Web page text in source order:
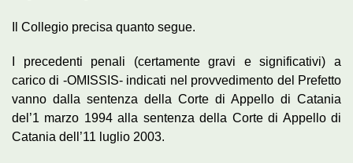
Il Collegio precisa quanto segue.
I precedenti penali (certamente gravi e significativi) a
carico di -OMISSIS- indicati nel provvedimento del Prefetto
vanno dalla sentenza della Corte di Appello di Catania
del’1 marzo 1994 alla sentenza della Corte di Appello di
Catania dell’11 luglio 2003.